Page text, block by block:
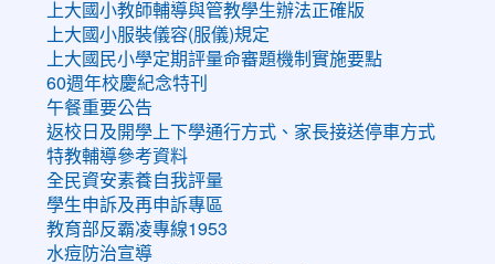
上大國小教師輔導與管教學生辦法正確版
上大國小服裝儀容(服儀)規定
上大國民小學定期評量命審題機制實施要點
60週年校慶紀念特刊
午餐重要公告
返校日及開學上下學通行方式、家長接送停車方式
特教輔導參考資料
全民資安素養自我評量
學生申訴及再申訴專區
教育部反霸凌專線1953
水痘防治宣導